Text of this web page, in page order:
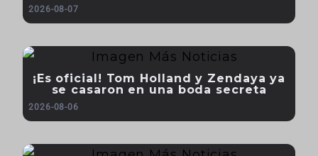
2026-08-07
¡Es oficial! Tom Holland y Zendaya ya
se casaron en una boda secreta
2026-08-06